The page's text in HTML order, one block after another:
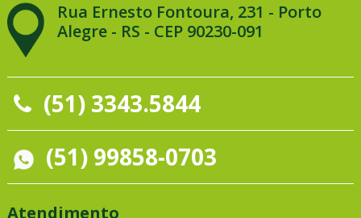
Rua Ernesto Fontoura, 231 - Porto
Alegre - RS - CEP 90230-091
(51) 3343.5844
(51) 99858-0703
Atendimento